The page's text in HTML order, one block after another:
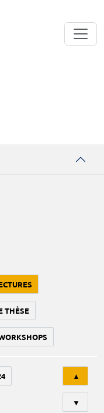
THÈSE
▲
▼